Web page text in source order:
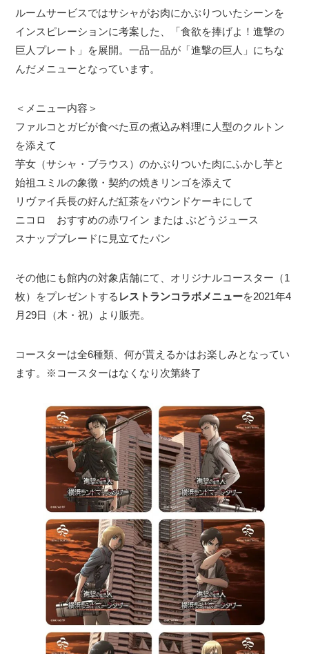
ルームサービスではサシャがお肉にかぶりついたシーンを
インスピレーションに考案した、「食欲を捧げよ！進撃の
巨人プレート」を展開。一品一品が「進撃の巨人」にちな
んだメニューとなっています。
＜メニュー内容＞
ファルコとガビが食べた豆の煮込み料理に人型のクルトン
を添えて
芋女（サシャ・ブラウス）のかぶりついた肉にふかし芋と
始祖ユミルの象徴・契約の焼きリンゴを添えて
リヴァイ兵長の好んだ紅茶をパウンドケーキにして
ニコロ おすすめの赤ワイン または ぶどうジュース
スナップブレードに見立てたパン
その他にも館内の対象店舗にて、オリジナルコースター（1
枚）をプレゼントする レストランコラボメニューを2021年4
月29日（木・祝）より販売。
コースターは全6種類、何が貰えるかはお楽しみとなってい
ます。※コースターはなくなり次第終了